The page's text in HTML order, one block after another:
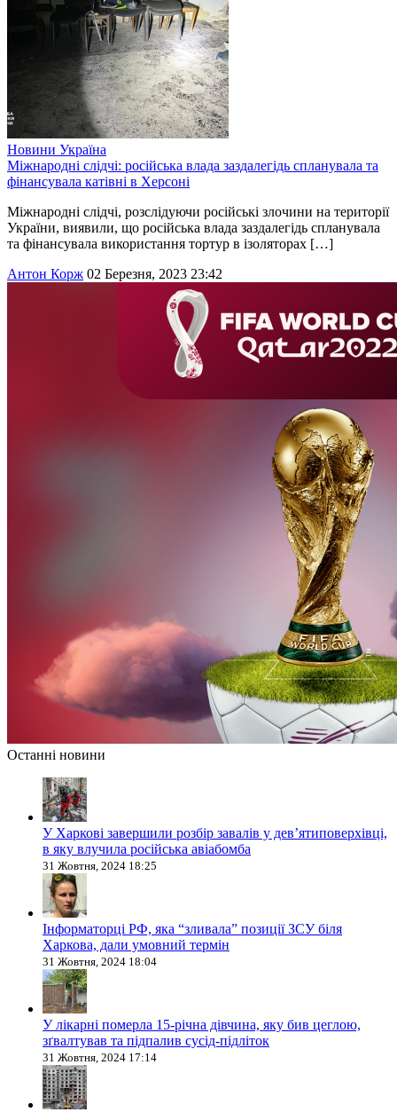
Новини Україна
Міжнародні слідчі: російська влада заздалегідь спланувала та
фінансувала катівні в Херсоні
Міжнародні слідчі, розслідуючи російські злочини на території
України, виявили, що російська влада заздалегідь спланувала
та фінансувала використання тортур в ізоляторах […]
Антон Корж 02 Березня, 2023 23:42
Останні новини
У Харкові завершили розбір завалів у дев’ятиповерхівці,
в яку влучила російська авіабомба
31 Жовтня, 2024 18:25
Інформаторці РФ, яка “зливала” позиції ЗСУ біля
Харкова, дали умовний термін
31 Жовтня, 2024 18:04
У лікарні померла 15-річна дівчина, яку бив цеглою,
зґвалтував та підпалив сусід-підліток
31 Жовтня, 2024 17:14